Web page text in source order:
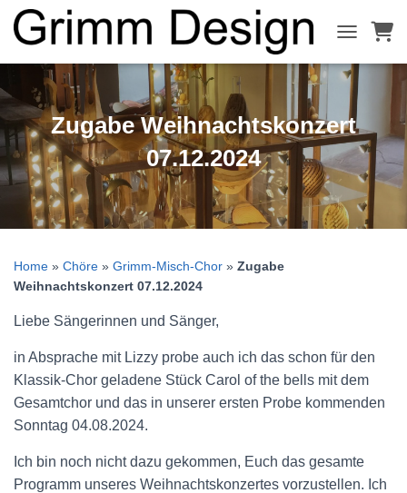
Zugabe Weihnachtskonzert
07.12.2024
Home » Chöre » Grimm-Misch-Chor » Zugabe
Weihnachtskonzert 07.12.2024
Liebe Sängerinnen und Sänger,
in Absprache mit Lizzy probe auch ich das schon für den
Klassik-Chor geladene Stück Carol of the bells mit dem
Gesamtchor und das in unserer ersten Probe kommenden
Sonntag 04.08.2024.
Ich bin noch nicht dazu gekommen, Euch das gesamte
Programm unseres Weihnachtskonzertes vorzustellen. Ich